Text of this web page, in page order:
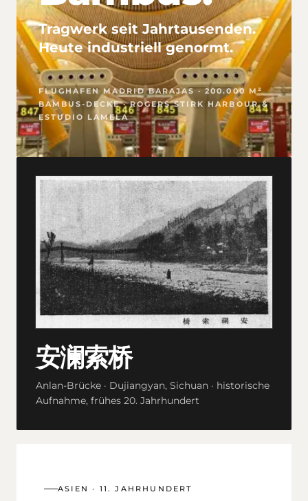
Tragwerk seit Jahrtausenden.
Heute industriell genormt.
FLUGHAFEN MADRID BARAJAS · 200.000 M²
BAMBUS-DECKE · ROGERS STIRK HARBOUR &
ESTUDIO LAMELA
安澜索桥
Anlan-Brücke · Dujiangyan, Sichuan · historische
Aufnahme, frühes 20. Jahrhundert
ASIEN · 11. JAHRHUNDERT